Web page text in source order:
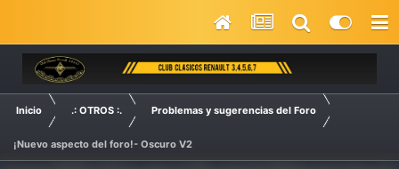
Inicio .: OTROS :. Problemas y sugerencias del Foro
¡Nuevo aspecto del foro!- Oscuro V2